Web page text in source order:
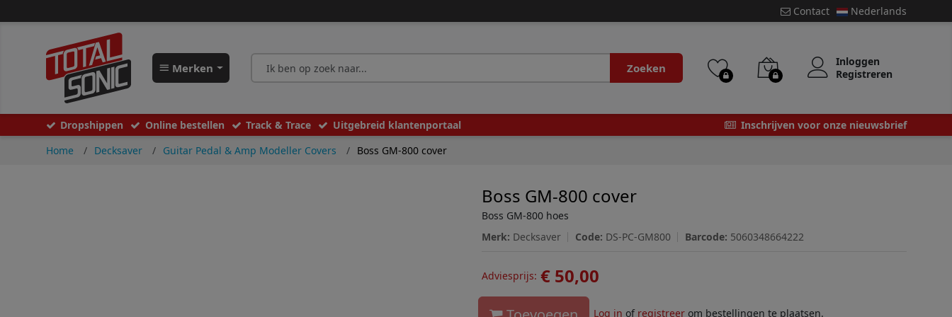
Contact Nederlands
Merken Zoeken
Inloggen
Registreren
Dropshippen Online bestellen Track & Trace Uitgebreid klantenportaal
Inschrijven voor onze nieuwsbrief
Home
Decksaver Guitar Pedal & Amp Modeller Covers Boss GM-800 cover
Boss GM-800 cover
Boss GM-800 hoes
Merk: Decksaver Code: DS-PC-GM800 Barcode: 5060348664222
Adviesprijs: € 50,00
Log in of registreer om bestellingen te plaatsen.